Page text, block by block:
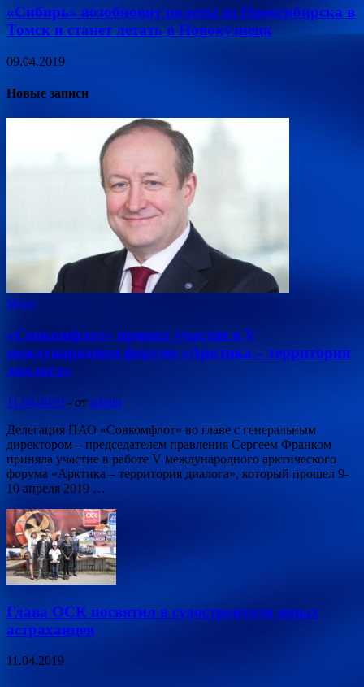
«Сибирь» возобновит полеты из Новосибирска в
Томск и станет летать в Новокузнецк
09.04.2019
Новые записи
Море
«Совкомфлот» принял участие в V
международном форуме «Арктика – территория
диалога»
11.04.2019 - от admin
Делегация ПАО «Совкомфлот» во главе с генеральным
директором – председателем правления Сергеем Франком
приняла участие в работе V международного арктического
форума «Арктика – территория диалога», который прошел 9-
10 апреля 2019 …
Глава ОСК посвятил в судостроители юных
астраханцев
11.04.2019